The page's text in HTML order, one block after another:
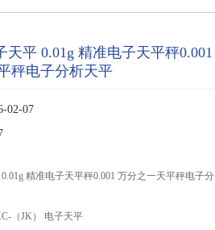
天平 0.01g 精准电子天平秤0.001
秤电子分析天平
02-07
精准电子天平秤0.001 万分之一天平秤电子分
（JK） 电子天平